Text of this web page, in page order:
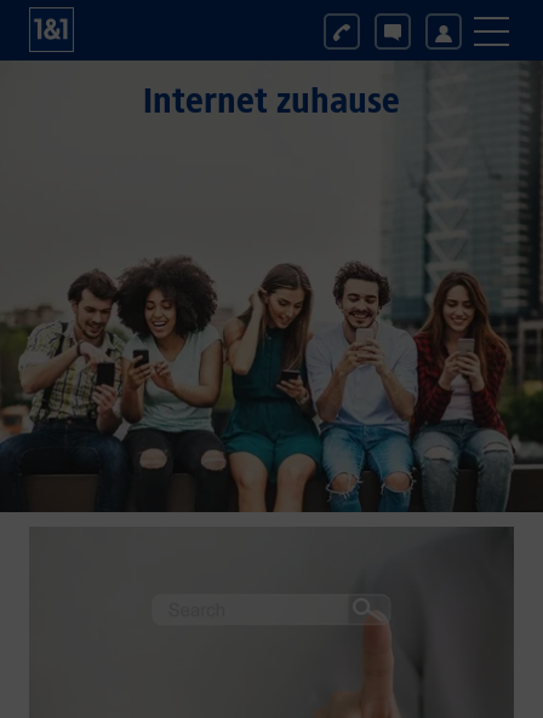
Internet zuhause